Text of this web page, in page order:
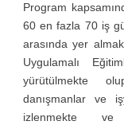
Program
60 en fazla 70 iş
arasında yer
Uygulamalı
yürütülmekte
danışmanlar ve
izlenmekte ve